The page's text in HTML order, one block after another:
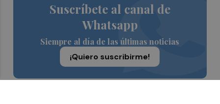
Suscríbete al canal de
Whatsapp
Siempre al día de las últimas noticias
¡Quiero suscribirme!